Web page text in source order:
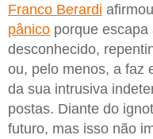
Franco Berardi
pânico porque
desconhecido,
ou, pelo menos, a faz
da sua intrusiva
postas. Diante do
futuro, mas isso não